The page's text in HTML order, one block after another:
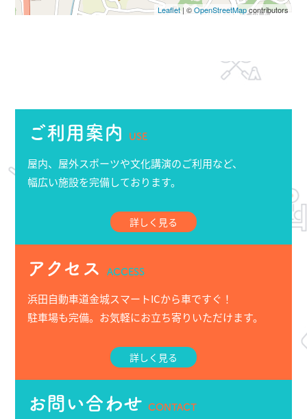
Leaflet| ©OpenStreetMapcontributors
ご利用案内 USE
屋内、屋外スポーツや文化講演のご利用など、
幅広い施設を完備しております。
詳しく見る
アクセス ACCESS
浜田自動車道金城スマートICから車ですぐ！
駐車場も完備。お気軽にお立ち寄りいただけます。
詳しく見る
お問い合わせCONTACT